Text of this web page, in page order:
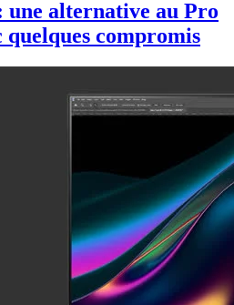
une alternative au Pro
compromis